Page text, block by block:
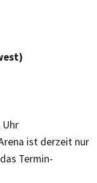
Uhr
ist derzeit nur
Termin-